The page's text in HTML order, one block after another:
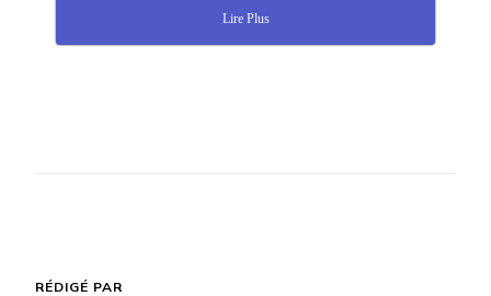
Lire Plus
RÉDIGÉ PAR